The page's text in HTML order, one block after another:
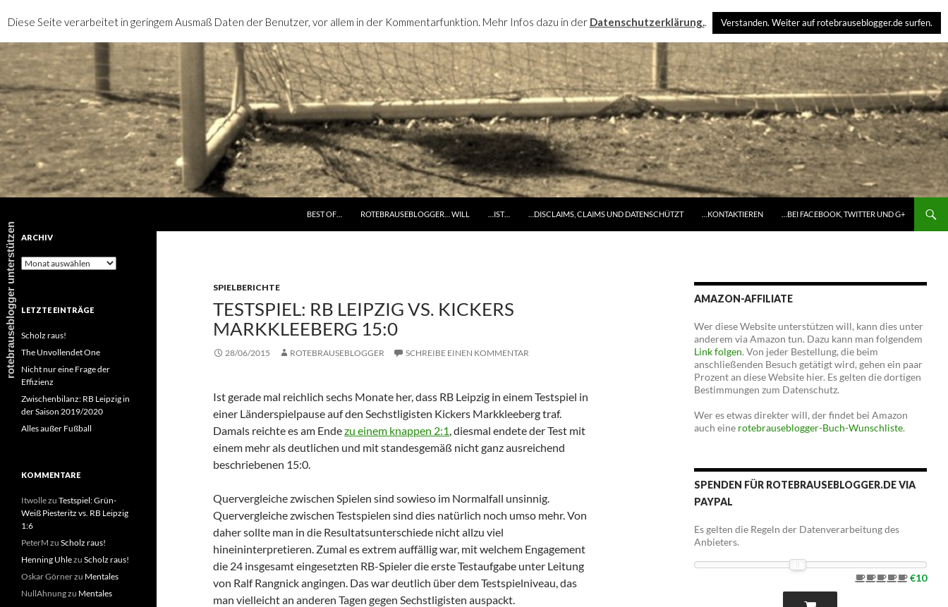
BEST OF…
ROTEBRAUSEBLOGGER… WILL …IST… …DISCLAIMS, CLAIMS UND DATENSCHÜTZT …KONTAKTIEREN …BEI FACEBOOK, TWITTER UND G+
SPIELBERICHTE
TESTSPIEL: RB LEIPZIG VS. KICKERS
MARKKLEEBERG 15:0
28/06/2015 ROTEBRAUSEBLOGGER SCHREIBE EINEN KOMMENTAR
Ist gerade mal reichlich sechs Monate her, dass RB Leipzig in einem Testspiel in
einer Länderspielpause auf den Sechstligisten Kickers Markkleeberg traf.
Damals reichte es am Endezu einem knappen 2:1, diesmal endete der Test mit
einem mehr als deutlichen und mit standesgemäß nicht ganz ausreichend
beschriebenen 15:0.
Quervergleiche zwischen Spielen sind sowieso im Normalfall unsinnig.
Quervergleiche zwischen Testspielen sind dies natürlich noch umso mehr. Von
daher sollte man in die Resultatsunterschiede nicht allzu viel
hineininterpretieren. Zumal es extrem auffällig war, mit welchem Engagement
die 24 insgesamt eingesetzten RB-Spieler die erste Testaufgabe unter Leitung
von Ralf Rangnick angingen. Das war deutlich über dem Testspielniveau, das
man vielleicht an anderen Tagen gegen Sechstligisten auspackt.
AMAZON-AFFILIATE
Wer diese Website unterstützen will, kann dies unter
anderem via Amazon tun. Dazu kann man folgendem
Link folgen. Von jeder Bestellung, die beim
anschließenden Besuch getätigt wird, gehen ein paar
Prozent an diese Website hier. Es gelten die dortigen
Bestimmungen zum Datenschutz.
Wer es etwas direkter will, der findet bei Amazon
auch eine rotebrauseblogger-Buch-Wunschliste.
SPENDEN FÜR ROTEBRAUSEBLOGGER.DE VIA
PAYPAL
Es gelten die Regeln der Datenverarbeitung des
Anbieters.
€10
ARCHIV
Archiv
LETZTE EINTRÄGE
Scholz raus!
The Unvollendet One
Nicht nur eine Frage der
Effizienz
Zwischenbilanz: RB Leipzig in
der Saison 2019/2020
Alles außer Fußball
KOMMENTARE
Itwollezu Testspiel: Grün-
Weiß Piesteritz vs. RB Leipzig
1:6
PeterM zu Scholz raus!
Henning Uhlezu Scholz raus!
Oskar Görnerzu Mentales
NullAhnungzu Mentales
Diese Seite verarbeitet in geringem Ausmaß Daten der Benutzer, vor allem in der Kommentarfunktion. Mehr Infos dazu in der Datenschutzerklärung.. Verstanden. Weiter auf rotebrauseblogger.de surfen.
rotebrauseblogger unterstützen